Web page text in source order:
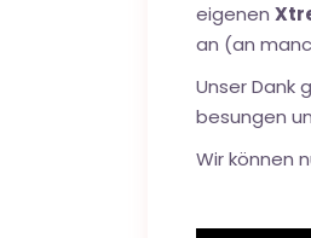
eigenen
an (an
Unser Dank
besungen
Wir können